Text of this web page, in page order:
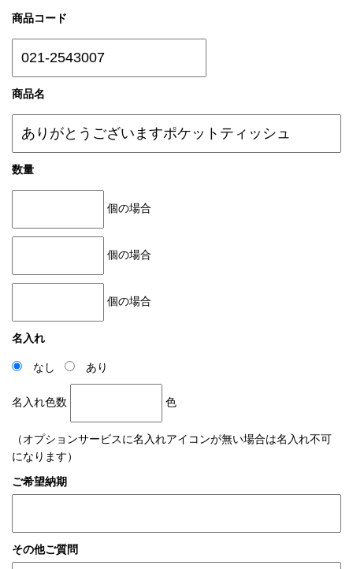
商品コード
商品名
数量
個の場合
個の場合
個の場合
名入れ
なし あり
名入れ色数 色
（オプションサービスに名入れアイコンが無い場合は名入れ不可
になります）
ご希望納期
その他ご質問